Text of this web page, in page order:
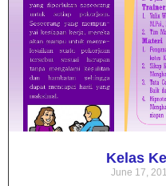
Kelas
June 17,